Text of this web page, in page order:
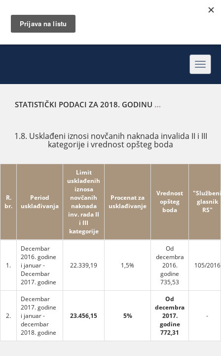
STATISTIČKI PODACI ZA 2018. GODINU
1.8. Usklađeni iznosi novčanih naknada invalida II i III
kategorije i vrednost opšteg boda
R.
br.
Period
usklađivanja
Limit
usklađenih
iznosa
novčanih
naknada
inv. rada II
i III
kategorije
Procenat za
usklađivanje
Vrednost
opšteg
boda
"Službeni
glasnik
RS"
1.
Decembar
2016. godine
i januar -
Decembar
2017. godine
22.339,19 1,5%
Od
decembra
2016.
godine
735,53
105/2016
2.
Decembar
2017. godine
i januar -
decembar
2018. godine
23.456,15 5%
Od
decembra
2017.
godine
772,31
-